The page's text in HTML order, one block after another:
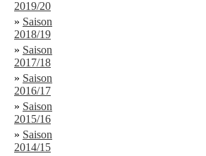
2019/20
» Saison
2018/19
» Saison
2017/18
» Saison
2016/17
» Saison
2015/16
» Saison
2014/15